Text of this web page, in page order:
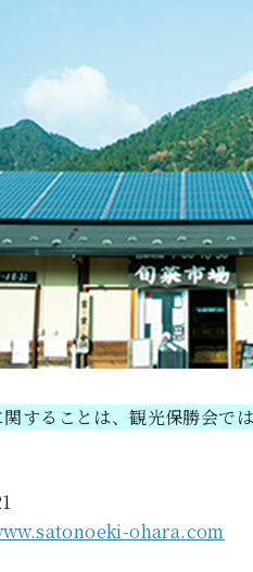
することは、観光保勝会で
ohara.com